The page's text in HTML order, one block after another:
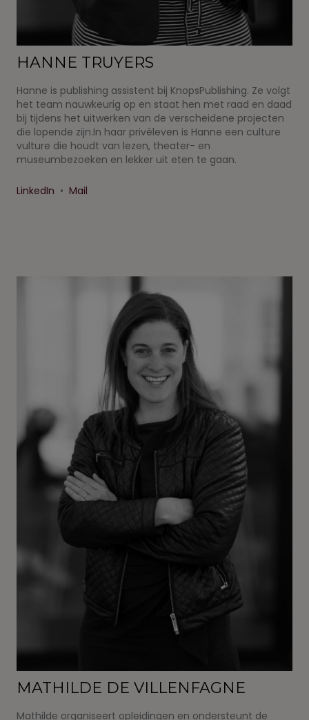
HANNE TRUYERS
Hanne is publishing assistent bij KnopsPublishing. Ze volgt
het team nauwkeurig op en staat hen met raad en daad
bij tijdens het uitwerken van de verscheidene projecten
die lopende zijn.In haar privéleven is Hanne een culture
vulture die houdt van lezen, theater- en
museumbezoeken en lekker uit eten te gaan.
LinkedIn • Mail
MATHILDE DE VILLENFAGNE
Mathilde organiseert opleidingen en ondersteunt de